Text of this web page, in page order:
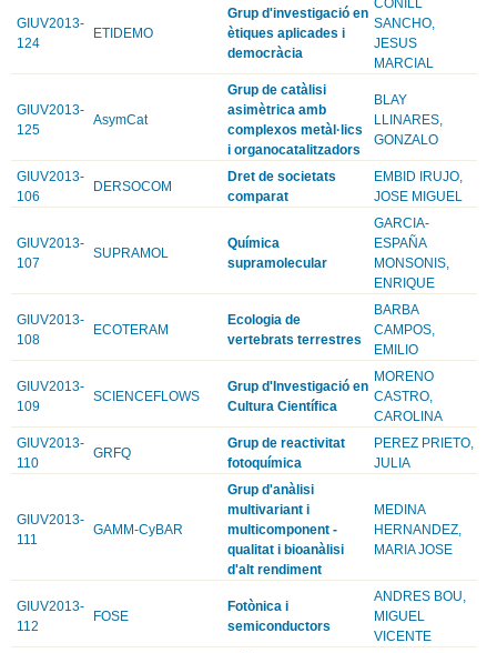
GIUV2013-
124
ETIDEMO
Grup d'investigació en
ètiques aplicades i
democràcia
SANCHO,
JESUS
MARCIAL
GIUV2013-
125
AsymCat
Grup de catàlisi
asimètrica amb
complexos metàl·lics
i organocatalitzadors
BLAY
LLINARES,
GONZALO
GIUV2013-
106
DERSOCOM
Dret de societats
comparat
EMBID IRUJO,
JOSE MIGUEL
GIUV2013-
107
SUPRAMOL
Química
supramolecular
GARCIA-
ESPAÑA
MONSONIS,
ENRIQUE
GIUV2013-
108
ECOTERAM
Ecologia de
vertebrats terrestres
BARBA
CAMPOS,
EMILIO
GIUV2013-
109
SCIENCEFLOWS
Grup d'Investigació en
Cultura Científica
MORENO
CASTRO,
CAROLINA
GIUV2013-
110
GRFQ
Grup de reactivitat
fotoquímica
PEREZ PRIETO,
JULIA
GIUV2013-
111
GAMM-CyBAR
Grup d'anàlisi
multivariant i
multicomponent -
qualitat i bioanàlisi
d'alt rendiment
MEDINA
HERNANDEZ,
MARIA JOSE
GIUV2013-
112
FOSE
Fotònica i
semiconductors
ANDRES BOU,
MIGUEL
VICENTE